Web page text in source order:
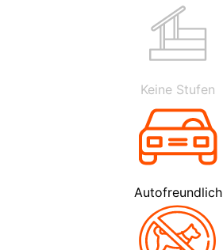
Keine Stufen
Autofreundlich